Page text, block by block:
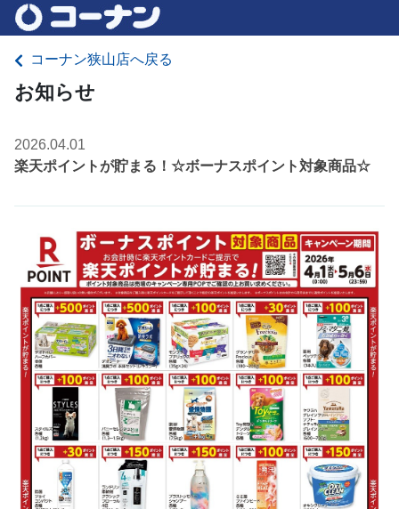
コーナン狭山店へ戻る
お知らせ
2026.04.01
楽天ポイントが貯まる！☆ボーナスポイント対象商品☆